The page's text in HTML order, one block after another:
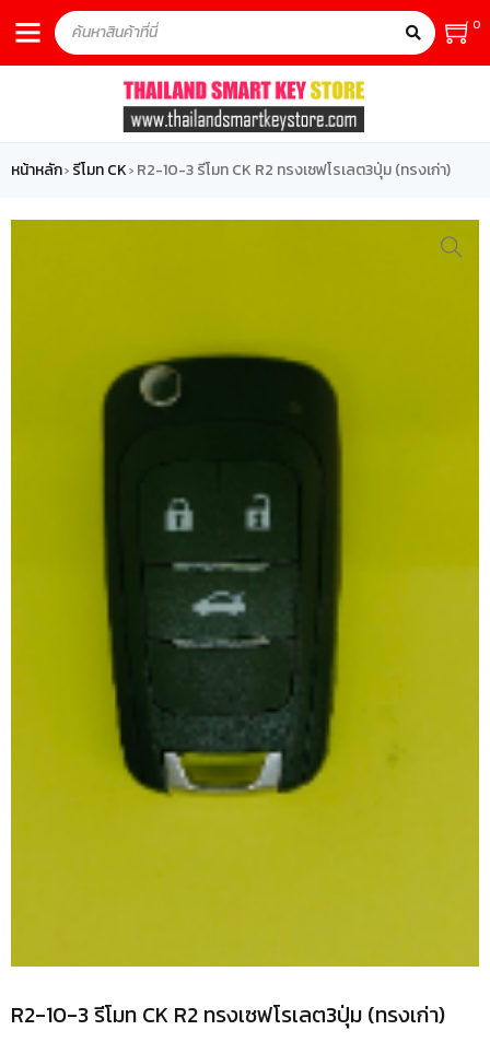
0
หน้าหลัก› รีโมท CK› R2-10-3 รีโมท CK R2 ทรงเซฟโรเลต3ปุ่ม (ทรงเก่า)
R2-10-3 รีโมท CK R2 ทรงเซฟโรเลต3ปุ่ม (ทรงเก่า)